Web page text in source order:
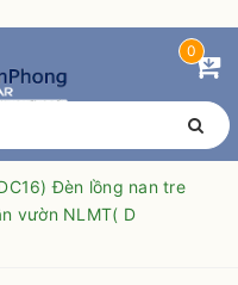
0
Đèn lồng nan tre
vườn NLMT( D